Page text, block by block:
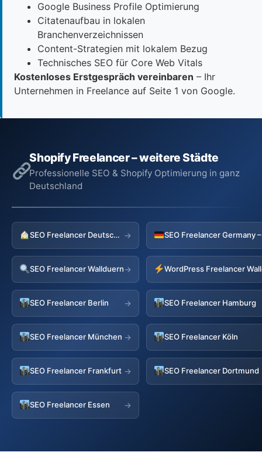
Google Business Profile Optimierung
Citatenaufbau in lokalen
Branchenverzeichnissen
Content-Strategien mit lokalem Bezug
Technisches SEO für Core Web Vitals
Kostenloses Erstgespräch vereinbaren – Ihr
Unternehmen in Freelance auf Seite 1 von Google.
Shopify Freelancer – weitere Städte
Professionelle SEO & Shopify Optimierung in ganz
Deutschland
SEO Freelancer Deutschland →
SEO Freelancer Wallduern→ WordPress Freelancer
SEO Freelancer Berlin → SEO Freelancer Hamburg
SEO Freelancer München → SEO Freelancer Köln
SEO Freelancer Frankfurt → SEO Freelancer Dortmund
SEO Freelancer Essen →